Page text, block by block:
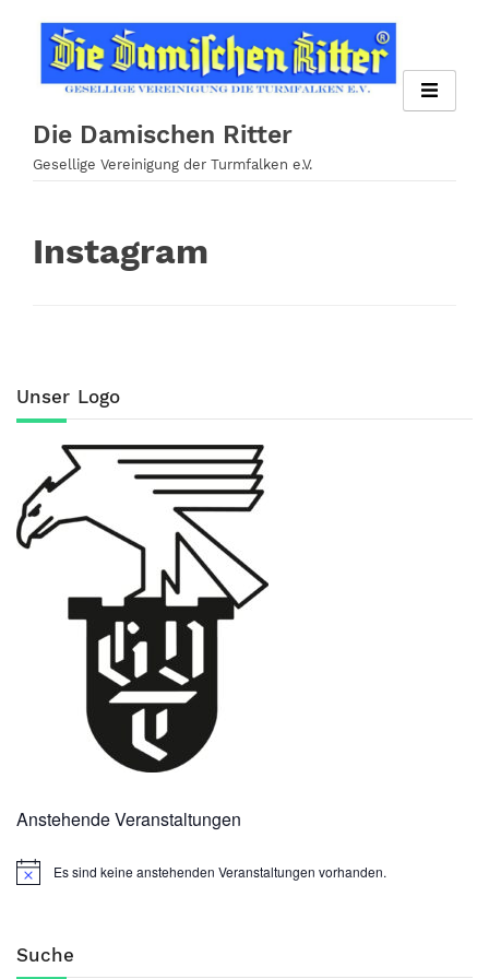
Inhalt
springen
Die Damischen Ritter
Gesellige Vereinigung der Turmfalken e.V.
Instagram
Unser Logo
Anstehende Veranstaltungen
Es sind keine anstehenden Veranstaltungen vorhanden.
Suche